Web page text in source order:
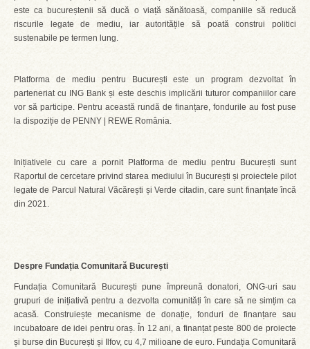
este ca bucureștenii să ducă o viață sănătoasă, companiile să reducă
riscurile legate de mediu, iar autoritățile să poată construi politici
sustenabile pe termen lung.
Platforma de mediu pentru București este un program dezvoltat în
parteneriat cu ING Bank și este deschis implicării tuturor companiilor care
vor să participe. Pentru această rundă de finanțare, fondurile au fost puse
la dispoziție de PENNY | REWE România.
Inițiativele cu care a pornit Platforma de mediu pentru București sunt
Raportul de cercetare privind starea mediului în București și proiectele pilot
legate de Parcul Natural Văcărești și Verde citadin, care sunt finanțate încă
din 2021.
Despre Fundația Comunitară București
Fundația Comunitară București pune împreună donatori, ONG-uri sau
grupuri de inițiativă pentru a dezvolta comunități în care să ne simțim ca
acasă. Construiește mecanisme de donație, fonduri de finanțare sau
incubatoare de idei pentru oraș. În 12 ani, a finanțat peste 800 de proiecte
și burse din București și Ilfov, cu 4,7 milioane de euro. Fundația Comunitară